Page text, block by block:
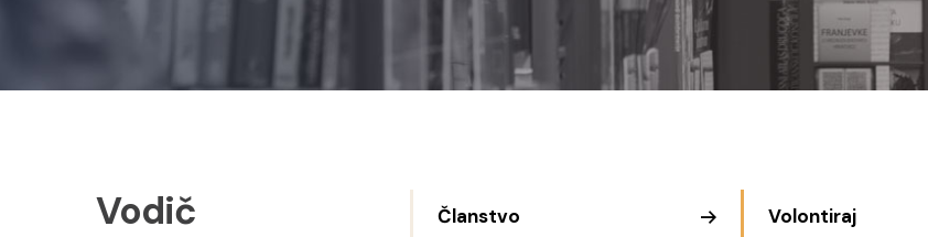
Vodič
Članstvo
Volontiraj